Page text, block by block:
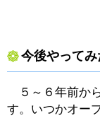
今後やってみ
５～６年前か
す。いつかオー